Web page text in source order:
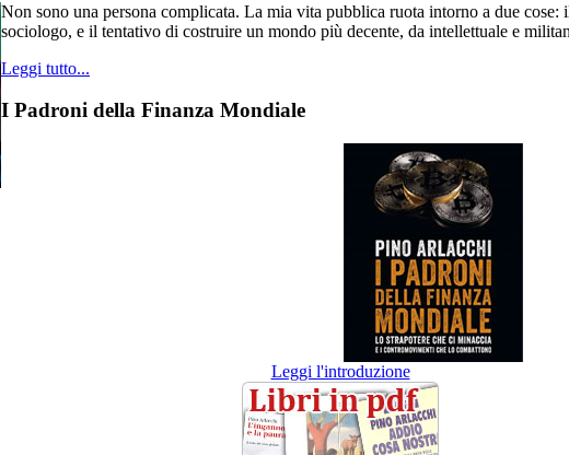
Non sono una persona complicata. La mia vita pubblica ruota intorno a due
sociologo, e il tentativo di costruire un mondo più decente, da intellettuale e
Leggi tutto...
I Padroni della Finanza Mondiale
Leggi l'introduzione